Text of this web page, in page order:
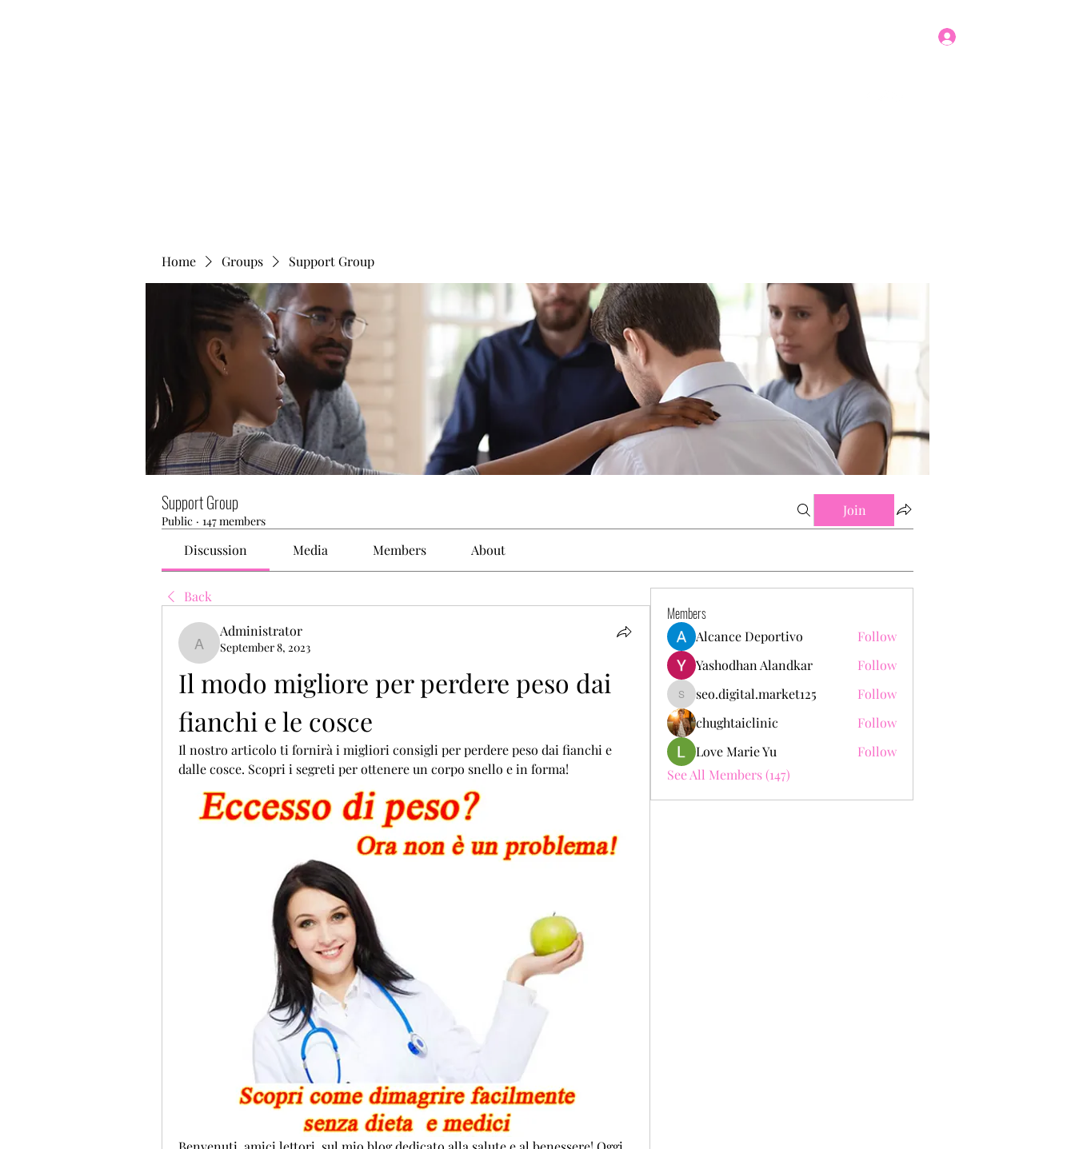
Home Groups Support Group
Support Group
Public · 147 members
Join
Discussion Media Members About
Back
Administrator
Administrator
September 8, 2023
Il modo migliore per perdere peso dai
fianchi e le cosce
Il nostro articolo ti fornirà i migliori consigli per perdere peso dai fianchi e
dalle cosce. Scopri i segreti per ottenere un corpo snello e in forma!
Members
Alcance Deportivo
Follow
Yashodhan Alandkar
Follow
seo.digital.market125
seo.digital.market125
Follow
chughtaiclinic
Follow
Love Marie Yu
Follow
See All Members (147)